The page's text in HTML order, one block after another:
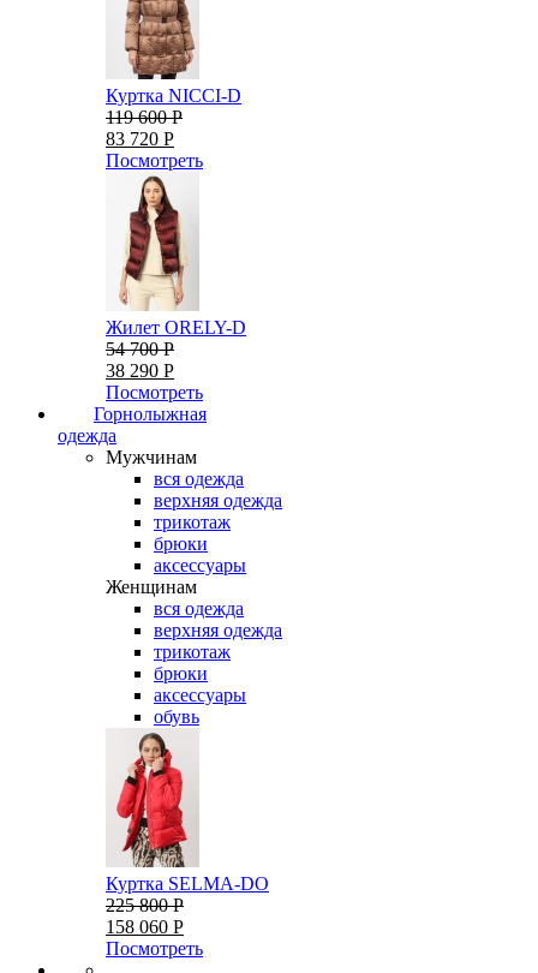
Куртка NICCI-D
119 600 Р
83 720 Р
Посмотреть
Жилет ORELY-D
54 700 Р
38 290 Р
Посмотреть
Горнолыжная
одежда
Мужчинам
вся одежда
верхняя одежда
трикотаж
брюки
аксессуары
Женщинам
вся одежда
верхняя одежда
трикотаж
брюки
аксессуары
обувь
Куртка SELMA-DO
225 800 Р
158 060 Р
Посмотреть